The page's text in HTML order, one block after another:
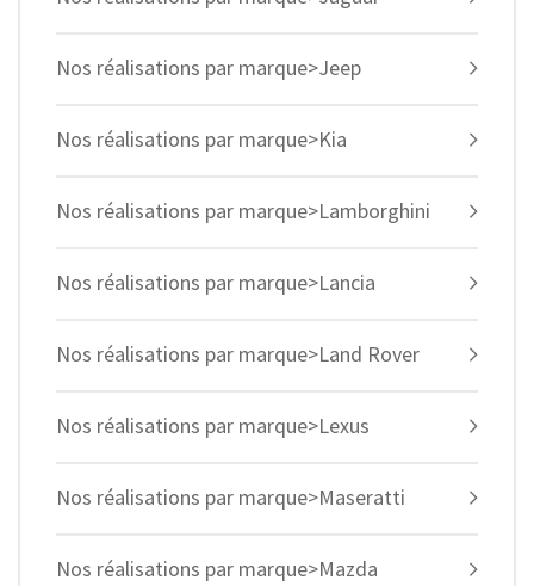
Nos réalisations par marque>Jeep
Nos réalisations par marque>Kia
Nos réalisations par marque>Lamborghini
Nos réalisations par marque>Lancia
Nos réalisations par marque>Land Rover
Nos réalisations par marque>Lexus
Nos réalisations par marque>Maseratti
Nos réalisations par marque>Mazda